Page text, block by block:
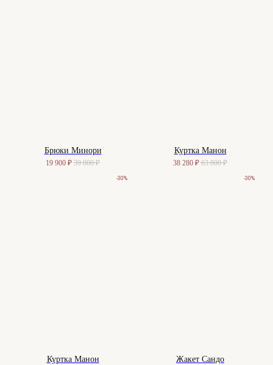
Брюки Минори
19 900 ₽ 39 800 ₽
Куртка Манон
38 280 ₽ 63 800 ₽
-30%
Куртка Манон
-30%
Жакет Сандо